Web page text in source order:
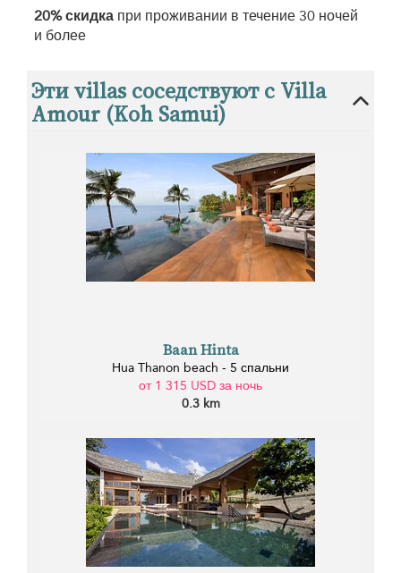
20% скидка при проживании в течение 30 ночей
и более
Эти villas соседствуют с Villa
Amour (Koh Samui)
Baan Hinta
Hua Thanon beach - 5 спальни
от 1 315 USD за ночь
0.3 km